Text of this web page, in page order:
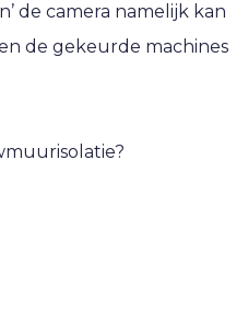
de camera namelijk kan
de gekeurde machines